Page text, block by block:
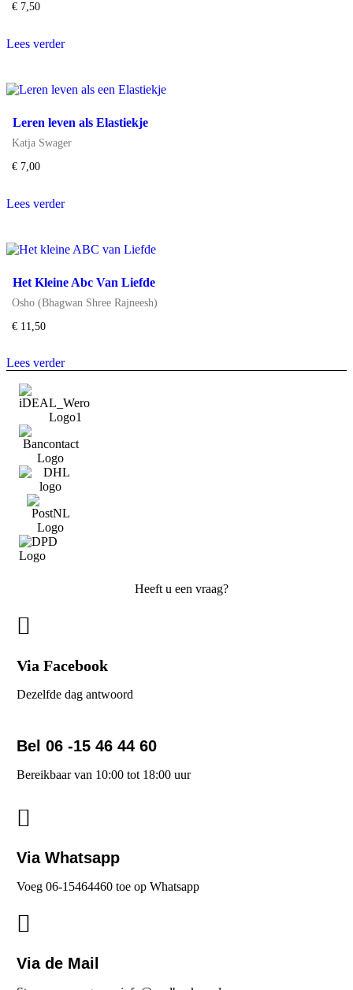
€7,50
Lees verder
Leren leven als Elastiekje
Katja Swager
€7,00
Lees verder
Het Kleine Abc Van Liefde
Osho (Bhagwan Shree Rajneesh)
€11,50
Lees verder
Heeft u een vraag?
Via Facebook
Dezelfde dag antwoord
Bel 06 -15 46 44 60
Bereikbaar van 10:00 tot 18:00 uur
Via Whatsapp
Voeg 06-15464460 toe op Whatsapp
Via de Mail